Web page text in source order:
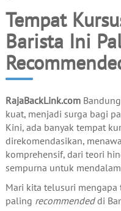
Tempat
Barista Ini
RajaBackLink.com
kuat, menjadi surga bagi
Kini, ada banyak tempat
direkomendasikan,
komprehensif, dari teori
sempurna untuk
Mari kita telusuri
paling recommendeddi